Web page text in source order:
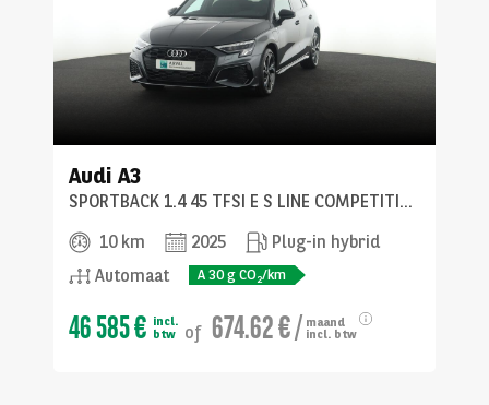
Audi A3
SPORTBACK 1.4 45 TFSI E S LINE COMPETITION 5D
10 km
2025
Plug-in hybrid
Automaat
A 30g CO2/km
46 585 € incl.
btw
of 674.62 €/ maand
incl. btw